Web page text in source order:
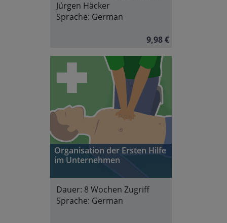
Jürgen Häcker
Sprache: German
9,98 €
Organisation der Ersten Hilfe
im Unternehmen
Dauer: 8 Wochen Zugriff
Sprache: German